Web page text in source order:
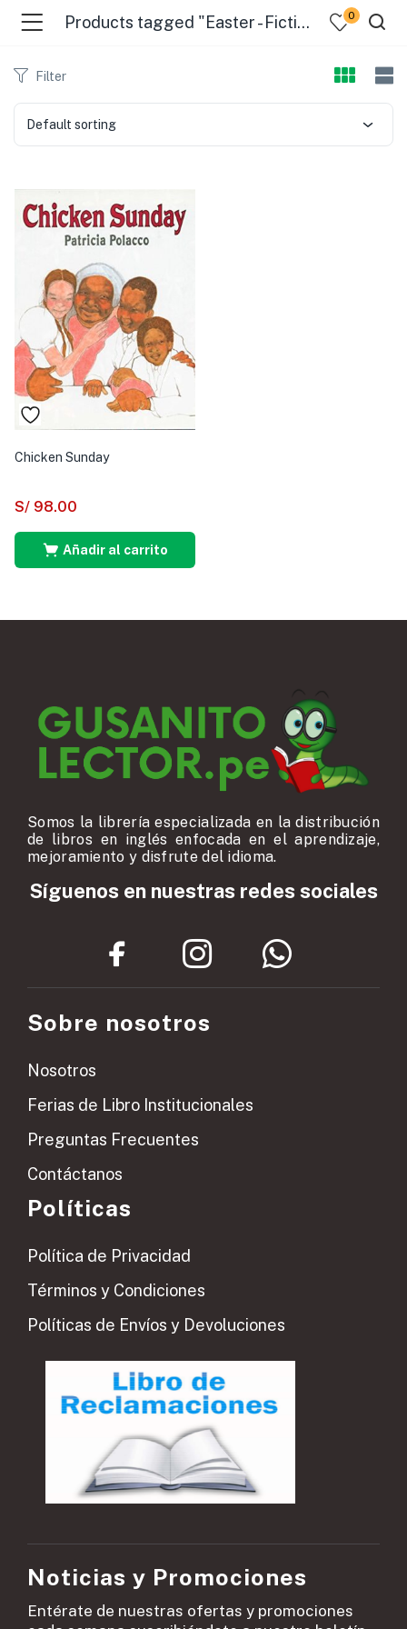
Products tagged "Easter - Fiction" 0
Filter
Default sorting
Chicken Sunday
S/ 98.00
Añadir al carrito
Somos la librería especializada en la distribución
de libros en inglés enfocada en el aprendizaje,
mejoramiento y disfrute del idioma.
Síguenos en nuestras redes sociales
Sobre nosotros
Nosotros
Ferias de Libro Institucionales
Preguntas Frecuentes
Contáctanos
Políticas
Política de Privacidad
Términos y Condiciones
Políticas de Envíos y Devoluciones
Noticias y Promociones
Entérate de nuestras ofertas y promociones